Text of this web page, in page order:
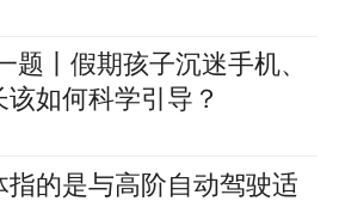
题丨假期孩子沉迷手机、
如何科学引导？
的是与高阶自动驾驶适